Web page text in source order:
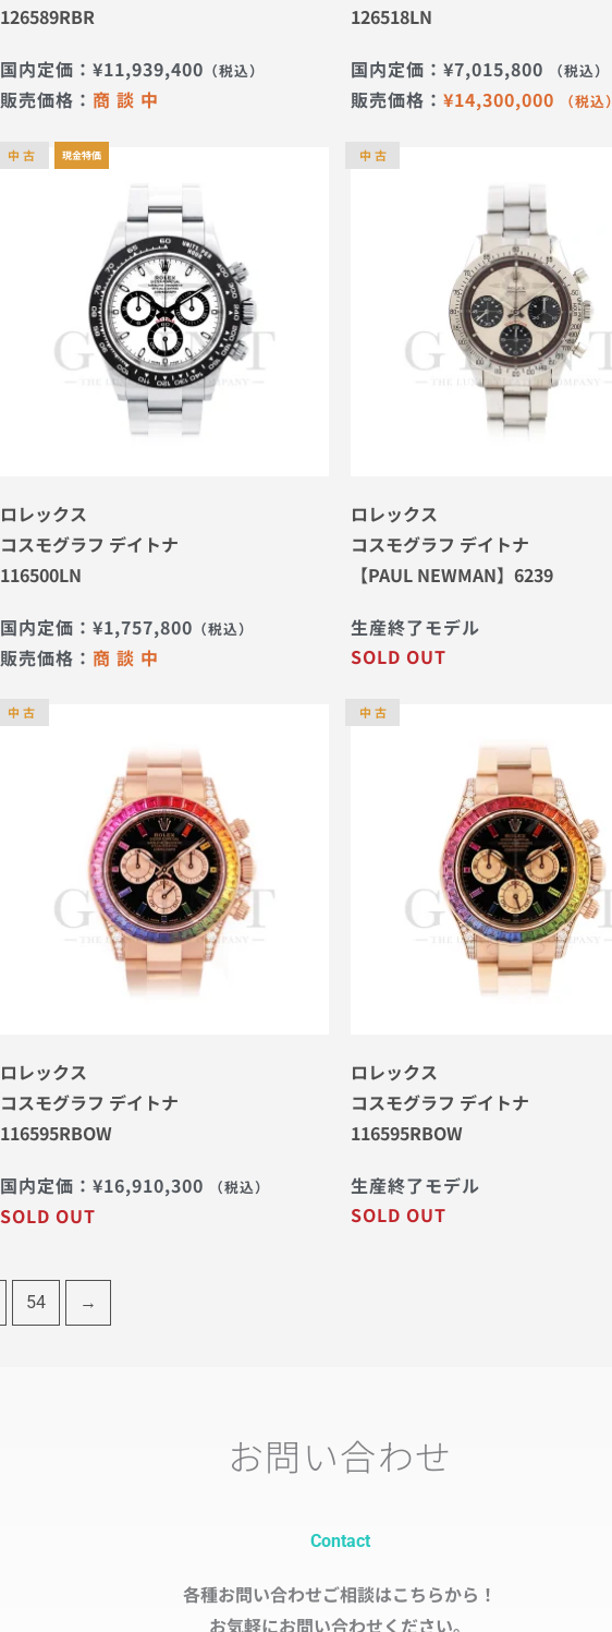
126589RBR
国内定価： ¥11,939,400 （税込）
販売価格： 商 談 中
126518LN
国内定価： ¥7,015,800 （税込）
販売価格： ¥14,300,000 （税込）
中 古 現金特価
ロレックス
コスモグラフ デイトナ
116500LN
国内定価： ¥1,757,800 （税込）
販売価格： 商 談 中
中 古
ロレックス
コスモグラフ デイトナ
【PAUL NEWMAN】6239
生産終了モデル
SOLD OUT
中 古
ロレックス
コスモグラフ デイトナ
116595RBOW
国内定価： ¥16,910,300 （税込）
SOLD OUT
中 古
ロレックス
コスモグラフ デイトナ
116595RBOW
生産終了モデル
SOLD OUT
54 →
お問い合わせ
Contact
各種お問い合わせご相談はこちらから！
お気軽にお問い合わせください。